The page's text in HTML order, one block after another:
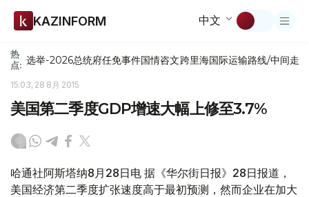
KAZINFORM 中文
热
点: 选举-2026总统府任免事件国情咨文跨里海国际运输路线/中间走廊
15:03, 28 8月 2015
美国第二季度GDP增速大幅上修至3.7%
哈通社阿斯塔纳8月28日电 据《华尔街日报》28日报道，
美国经济第二季度扩张速度高于最初预测，然而企业在加大